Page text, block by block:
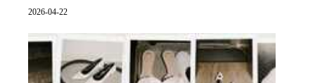
2026-04-22